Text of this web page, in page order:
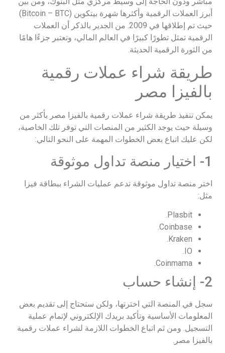
أبرز العملات الرقمية وأكثرها شهرة بيتكوين (Bitcoin – BTC)
حيث تم إطلاقها في 2009. من الجدير بالذكر أن العملات
الرقمية تمثل تطورًا كبيرًا في العالم المالي، وتعتبر جزءًا هامًا
من الثورة الرقمية الحديثة.
طريقة شراء عملات رقمية
بالفيزا مصر
يمكن تنفيذ طريقة شراء عملات رقمية بالفيزا مصر بأكثر من
وسيلة حيث يوجد الكثير من المنصات التي توفر تلك الخاصية،
لكن عليك اتباع بعض الخطوات المهمة على النحو التالي:
1- اختيار منصة تداول موثوقة
اختر منصة تداول موثوقة تدعم عمليات الشراء ببطاقة فيزا
مثل:
Plasbit.
Coinbase.
Kraken.
IO.
Coinmama.
2- إنشاء حساب
سجل في المنصة التي اخترتها، ولكن ستحتاج إلى تقديم بعض
المعلومات الأساسية وتأكيد بريدك الإلكتروني لإتمام عملية
التسجيل. ومن ثم اتباع الخطوات اللازمة لشراء عملات رقمية
بالفيزا مصر.